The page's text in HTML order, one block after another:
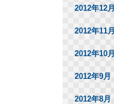
2012年12月
2012年11月
2012年10月
2012年9月
2012年8月